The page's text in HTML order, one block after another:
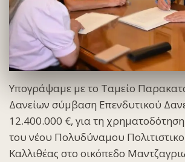
Υπογράψαμε με το Ταμείο
Δανείων σύμβαση Επενδυτικού
12.400.000 €, για τη
του νέου Πολυδύναμου
Καλλιθέας στο οικόπεδο